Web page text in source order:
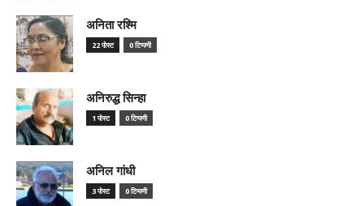
अनिता रश्मि
22 पोस्ट 0 टिप्पणी
अनिरुद्ध सिन्हा
1 पोस्ट 0 टिप्पणी
अनिल गांधी
3 पोस्ट 0 टिप्पणी